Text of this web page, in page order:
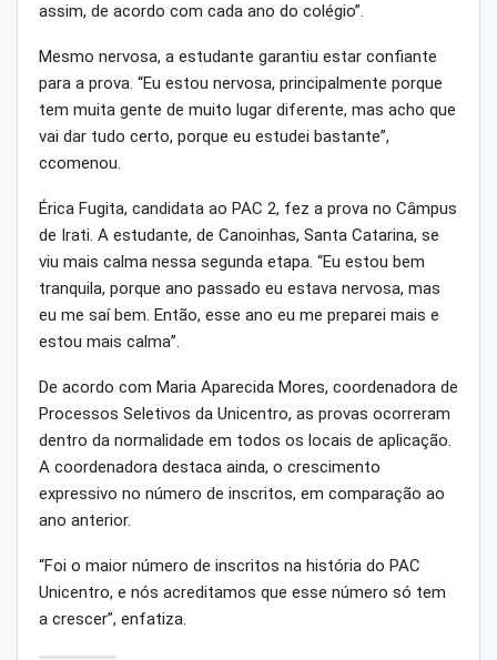
assim, de acordo com cada ano do colégio”.
Mesmo nervosa, a estudante garantiu estar confiante
para a prova. “Eu estou nervosa, principalmente porque
tem muita gente de muito lugar diferente, mas acho que
vai dar tudo certo, porque eu estudei bastante”,
ccomenou.
Érica Fugita, candidata ao PAC 2, fez a prova no Câmpus
de Irati. A estudante, de Canoinhas, Santa Catarina, se
viu mais calma nessa segunda etapa. “Eu estou bem
tranquila, porque ano passado eu estava nervosa, mas
eu me saí bem. Então, esse ano eu me preparei mais e
estou mais calma”.
De acordo com Maria Aparecida Mores, coordenadora de
Processos Seletivos da Unicentro, as provas ocorreram
dentro da normalidade em todos os locais de aplicação.
A coordenadora destaca ainda, o crescimento
expressivo no número de inscritos, em comparação ao
ano anterior.
“Foi o maior número de inscritos na história do PAC
Unicentro, e nós acreditamos que esse número só tem
a crescer”, enfatiza.